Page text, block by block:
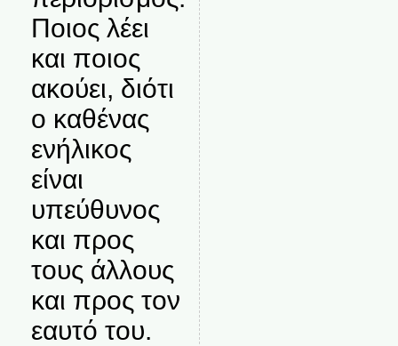
Ποιος λέει
και ποιος
ακούει, διότι
ο καθένας
ενήλικος
είναι
υπεύθυνος
και προς
τους άλλους
και προς τον
εαυτό του.